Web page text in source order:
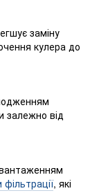
заміну
кулера до
залежно від
, які